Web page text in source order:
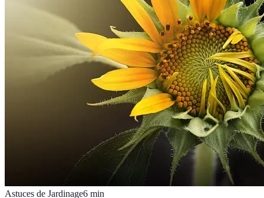
Astuces de Jardinage6 min